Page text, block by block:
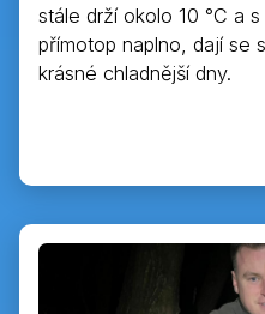
stále drží okolo 10 °C a
přímotop naplno, dají se
krásné chladnější dny.